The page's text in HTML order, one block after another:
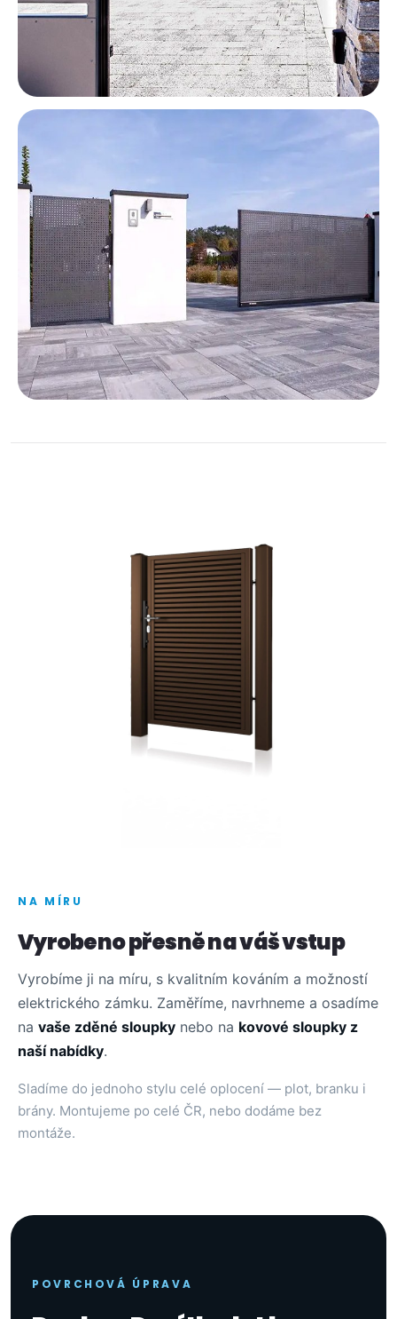
NA MÍRU
Vyrobeno přesně na váš vstup
Vyrobíme ji na míru, s kvalitním kováním a možností
elektrického zámku. Zaměříme, navrhneme a osadíme
na vaše zděné sloupky nebo na kovové sloupky z
naší nabídky.
Sladíme do jednoho stylu celé oplocení — plot, branku i
brány. Montujeme po celé ČR, nebo dodáme bez
montáže.
POVRCHOVÁ ÚPRAVA